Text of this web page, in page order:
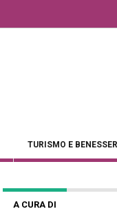
TURISMO E
A CURA DI